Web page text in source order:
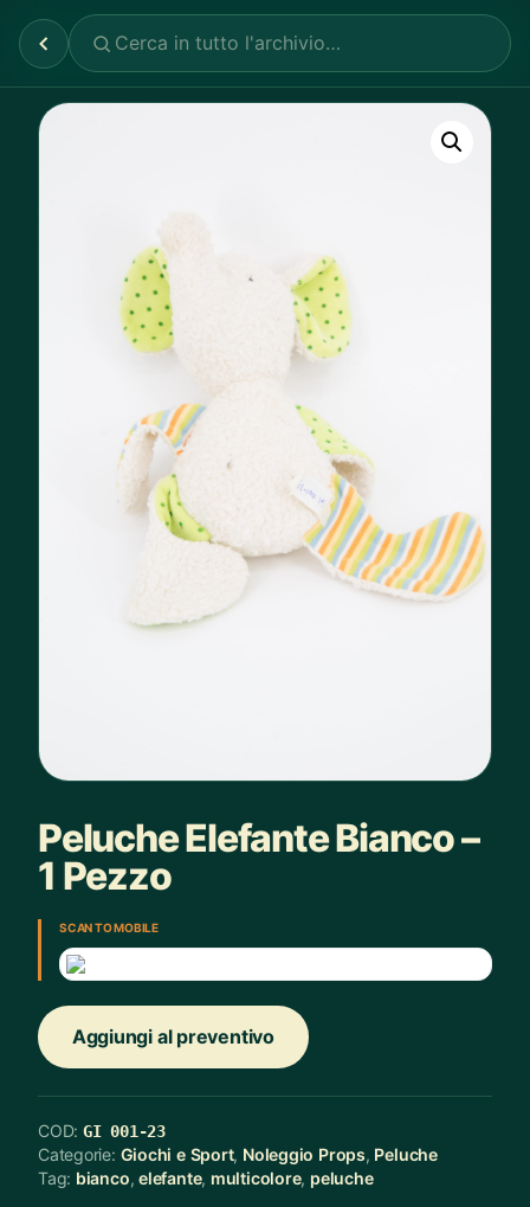
Peluche Elefante Bianco –
1 Pezzo
SCAN TO MOBILE
Aggiungi al preventivo
COD: GI 001-23
Categorie: Giochi e Sport, Noleggio Props, Peluche
Tag: bianco,elefante, multicolore, peluche